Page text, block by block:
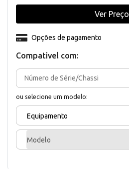
Compativel com:
ou selecione um modelo:
Equipamento
Modelo
Opções de pagamento
Ver Preço